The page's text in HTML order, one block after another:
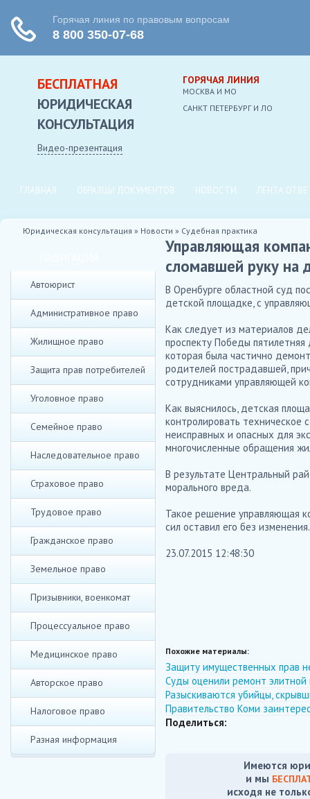
БЕСПЛАТНАЯ
ЮРИДИЧЕСКАЯ
КОНСУЛЬТАЦИЯ
Видео-презентация
ГОРЯЧАЯ ЛИНИЯ
МОСКВА И МО
CАНКТ ПЕТЕРБУРГ И ЛО
ГЛАВНАЯ ОБРАЗЦЫ ДОКУМЕНТОВ НОВОСТИ ЛЕНТА
Юридическая консультация » Новости » Судебная практика
Автоюрист
Административное право
Жилищное право
Защита прав потребителей
Уголовное право
Семейное право
Наследовательное право
Страховое право
Трудовое право
Гражданское право
Земельное право
Призывники, военкомат
Процессуальное право
Медицинское право
Авторское право
Налоговое право
Разная информация
Управляющая
сломавшей руку на
В Оренбурге областной суд
детской площадке, с
Как следует из материалов
проспекту Победы
которая была частично
родителей пострадавшей,
сотрудниками управляющей
Как выяснилось, детская
контролировать техническое
неисправных и опасных для
многочисленные обращения
В результате Центральный
морального вреда.
Такое решение управляющая
сил оставил его без изменения.
23.07.2015 12:48:30
Похожие материалы:
Защиту имущественных прав
Суды оценили ремонт
Разыскиваются убийцы,
Правительство Коми
Поделиться:
Имеются
и мы
исходя не